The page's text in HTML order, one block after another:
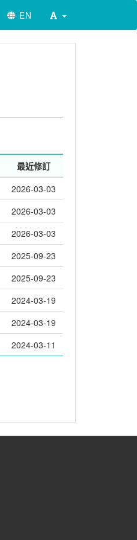
EN
最近修訂
2026-03-03
2026-03-03
2026-03-03
2025-09-23
2025-09-23
2024-03-19
2024-03-19
2024-03-11